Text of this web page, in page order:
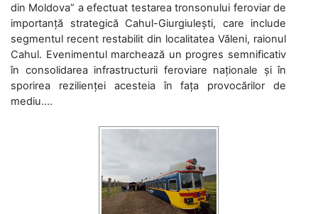
din Moldova” a efectuat testarea tronsonului feroviar de
importanță strategică Cahul-Giurgiulești, care include
segmentul recent restabilit din localitatea Văleni, raionul
Cahul. Evenimentul marchează un progres semnificativ
în consolidarea infrastructurii feroviare naționale și în
sporirea rezilienței acesteia în fața provocărilor de
mediu....